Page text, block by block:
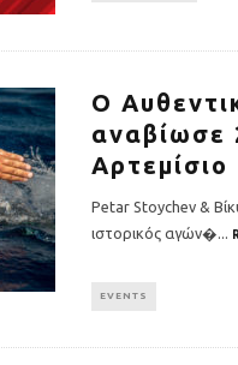
Ο
αναβίωσε
Αρτεμίσιο
Petar Stoychev &
ιστορικός αγών�...
EVENTS